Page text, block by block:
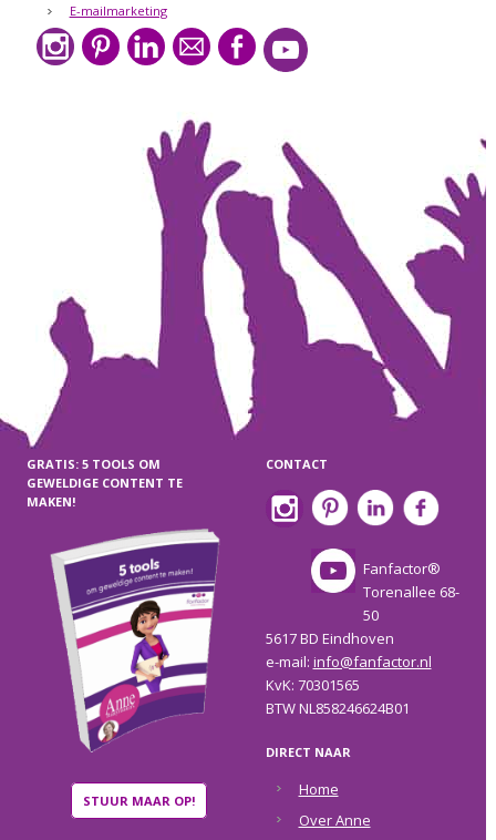
E-mailmarketing
GRATIS: 5 TOOLS OM
GEWELDIGE CONTENT TE
MAKEN!
STUUR MAAR OP!
CONTACT
Fanfactor®
Torenallee 68-
50
5617 BD Eindhoven
e-mail: info@fanfactor.nl
KvK: 70301565
BTW NL858246624B01
DIRECT NAAR
Home
Over Anne